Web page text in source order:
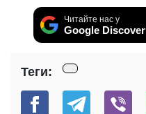
Читайте нас у
Google Discover
Теги: